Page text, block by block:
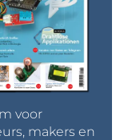
voor
makers en